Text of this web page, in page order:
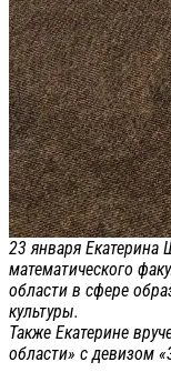
23 января Екатерина
математического
области в сфере
культуры.
Также Екатерине
области» с девизом